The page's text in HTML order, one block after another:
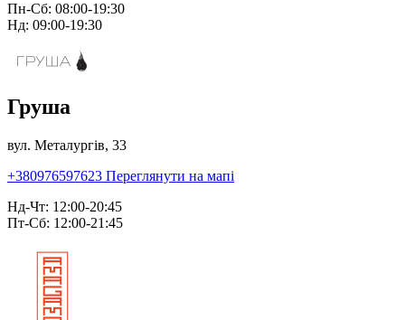
Пн-Сб: 08:00-19:30
Нд: 09:00-19:30
Груша
вул. Металургів, 33
+380976597623 Переглянути на мапі
Нд-Чт: 12:00-20:45
Пт-Сб: 12:00-21:45